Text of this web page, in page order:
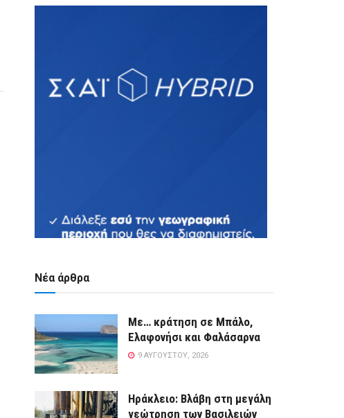
Νέα άρθρα
Με… κράτηση σε Μπάλο,
Ελαφονήσι και Φαλάσαρνα
9 ΑΥΓΟΎΣΤΟΥ, 2026
Ηράκλειο: Βλάβη στη μεγάλη
γεώτρηση των Βασιλειών